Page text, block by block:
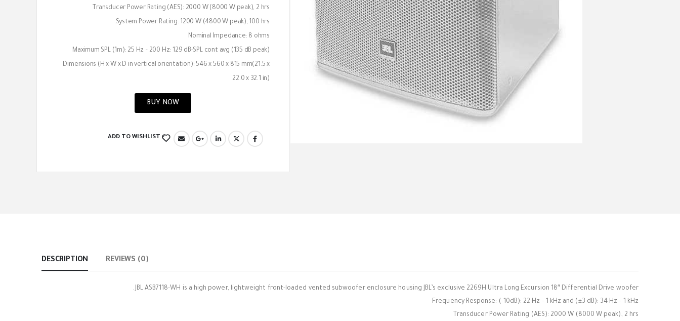
Transducer Power Rating (AES): 2000 W (8000 W peak), 2 hrs
System Power Rating: 1200 W (4800 W peak), 100 hrs.
Nominal Impedance: 8 ohms
Maximum SPL (1m): 25 Hz – 200 Hz: 129 dB-SPL cont avg (135 dB peak)
Dimensions (H x W x D in vertical orientation): 546 x 560 x 815 mm(21.5 x
22.0 x 32.1 in)
BUY NOW
ADD TO WISHLIST
DESCRIPTION REVIEWS (0)
JBL ASB7118-WH is a high power, lightweight front-loaded vented subwoofer enclosure housing JBL’s exclusive 2269H Ultra Long Excursion 18″ Differential Drive woofer.
Frequency Response: (-10dB): 22 Hz – 1 kHz and (±3 dB): 34 Hz – 1 kHz
Transducer Power Rating (AES): 2000 W (8000 W peak), 2 hrs